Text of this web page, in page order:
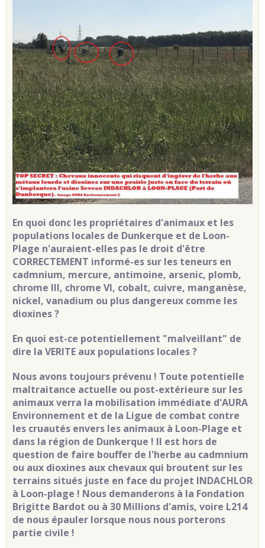
En quoi donc les propriétaires d'animaux et les
populations locales de Dunkerque et de Loon-
Plage n'auraient-elles pas le droit d'être
CORRECTEMENT informé-es sur les teneurs en
cadmnium, mercure, antimoine, arsenic, plomb,
chrome III, chrome VI, cobalt, cuivre, manganèse,
nickel, vanadium ou plus dangereux comme les
dioxines ?
En quoi est-ce potentiellement "malveillant" de
dire la VERITE aux populations locales ?
Nous avons toujours prévenu ! Toute potentielle
maltraitance actuelle ou post-extérieure sur les
animaux verra la mobilisation immédiate d'AURA
Environnement et de la Ligue de combat contre
les cruautés envers les animaux à Loon-Plage et
dans la région de Dunkerque ! Il est hors de
question de faire bouffer de l'herbe au cadmnium
ou aux dioxines aux chevaux qui broutent sur les
terrains situés juste en face du projet INDACHLOR
à Loon-plage ! Nous demanderons à la Fondation
Brigitte Bardot ou à 30 Millions d'amis, voire L214
de nous épauler lorsque nous nous porterons
partie civile !